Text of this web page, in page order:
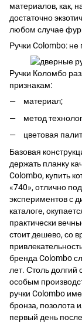
материалов, как,
достаточно
любом случае
Ручки Colombo:
Ручки Коломбо
признакам:
материал;
метод
цветовая
Базовая
держать планку
Colombo, купить
«740», отлично
экспериментов с
каталоге,
практически
стоит дешево, со
бренда Colombo
лет. Столь долгий
особым
ручки Colombo
бронза, позолота
первый день